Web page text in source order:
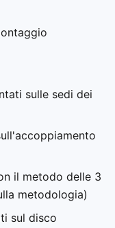
sulle sedi dei
il metodo delle 3
metodologia)
sul disco